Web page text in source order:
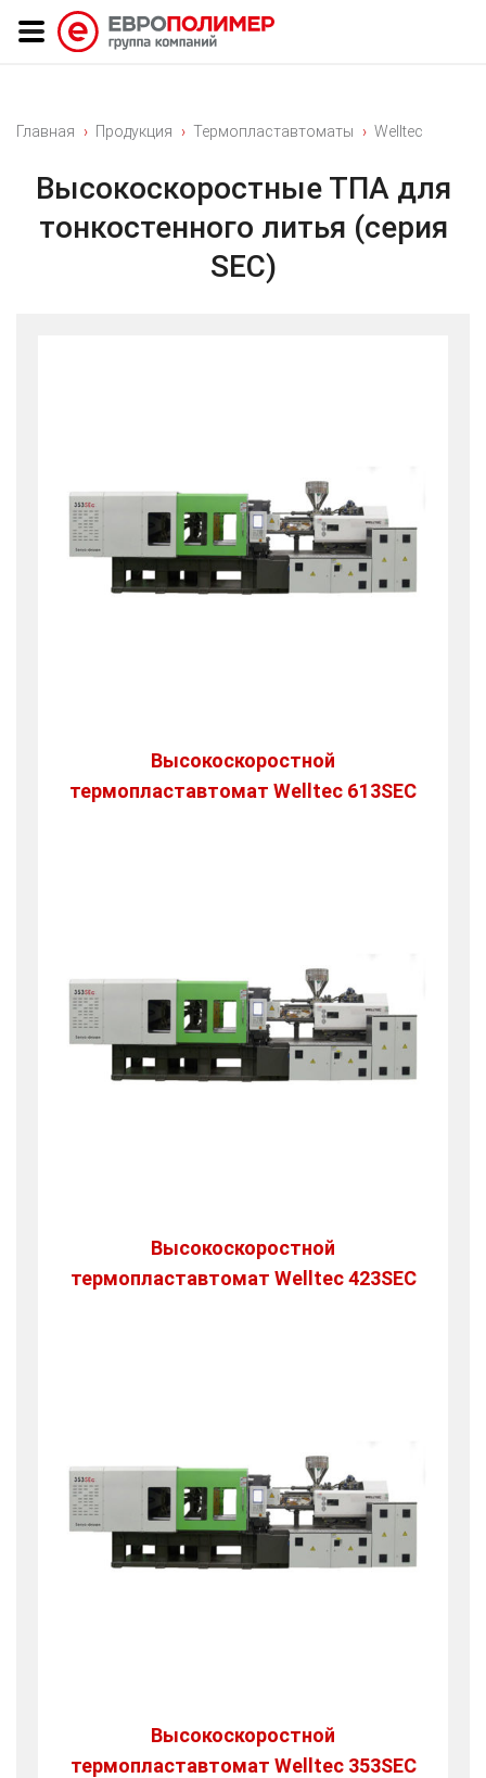
Главная Продукция Термопластавтоматы Welltec
Высокоскоростные ТПА для
тонкостенного литья (серия
SEC)
Высокоскоростной
термопластавтомат Welltec 613SEC
Высокоскоростной
термопластавтомат Welltec 423SEC
Высокоскоростной
термопластавтомат Welltec 353SEC